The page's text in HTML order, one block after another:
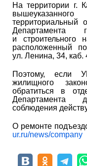
На территории г.
вышеуказанного
Департамента
и строительного
расположенный
ул. Ленина, 34, каб.
Поэтому, если
жилищного
обратиться в
Департамента
соблюдения
О ремонте
ur.ru/news/company